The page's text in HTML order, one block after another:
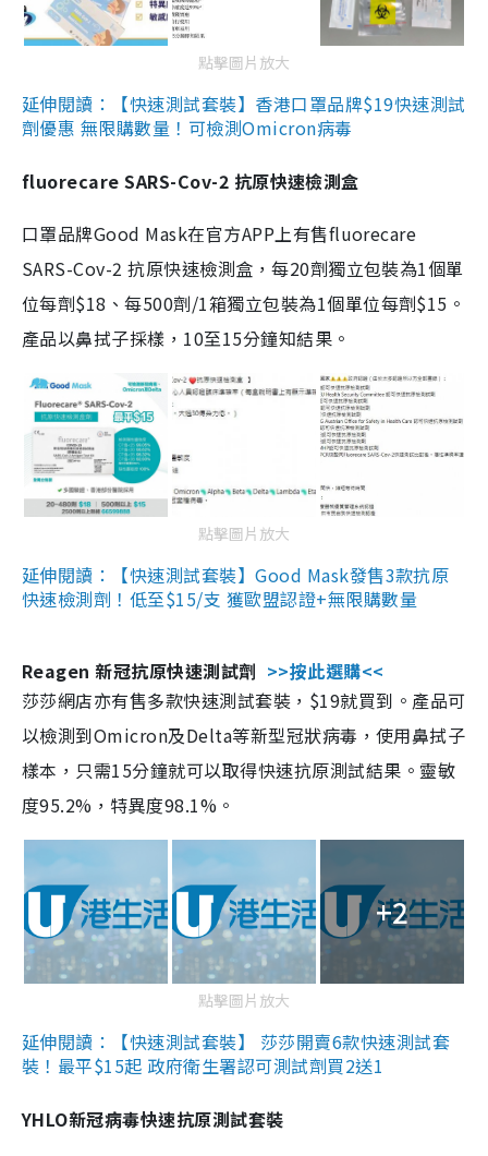
點擊圖片放大
延伸閱讀：【快速測試套裝】香港口罩品牌$19快速測試
劑優惠 無限購數量！可檢測Omicron病毒
fluorecare SARS-Cov-2 抗原快速檢測盒
口罩品牌Good Mask在官方APP上有售fluorecare
SARS-Cov-2 抗原快速檢測盒，每20劑獨立包裝為1個單
位每劑$18、每500劑/1箱獨立包裝為1個單位每劑$15。
產品以鼻拭子採樣，10至15分鐘知結果。
點擊圖片放大
延伸閱讀：【快速測試套裝】Good Mask發售3款抗原
快速檢測劑！低至$15/支 獲歐盟認證+無限購數量
Reagen 新冠抗原快速測試劑 >>按此選購<<
莎莎網店亦有售多款快速測試套裝，$19就買到。產品可
以檢測到Omicron及Delta等新型冠狀病毒，使用鼻拭子
樣本，只需15分鐘就可以取得快速抗原測試結果。靈敏
度95.2%，特異度98.1%。
+2
點擊圖片放大
延伸閱讀：【快速測試套裝】 莎莎開賣6款快速測試套
裝！最平$15起 政府衛生署認可測試劑買2送1
YHLO新冠病毒快速抗原測試套裝